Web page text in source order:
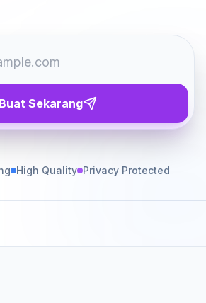
Buat Sekarang
High Quality Privacy Protected